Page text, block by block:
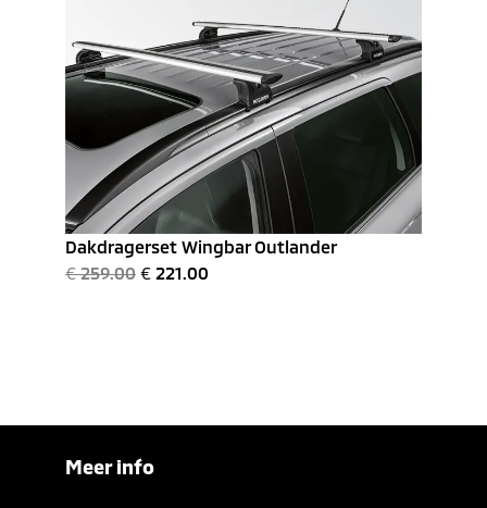
Dakdragerset Wingbar Outlander
€ 259.00 € 221.00
Meer info